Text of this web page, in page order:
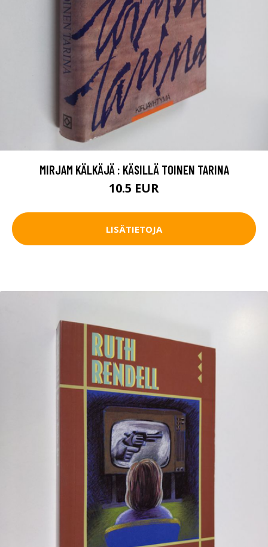
MIRJAM KÄLKÄJÄ : KÄSILLÄ TOINEN TARINA
10.5 EUR
LISÄTIETOJA